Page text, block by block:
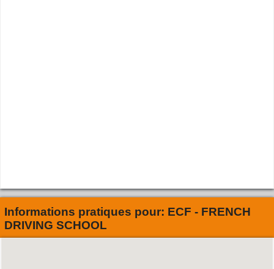
Informations pratiques pour: ECF - FRENCH
DRIVING SCHOOL